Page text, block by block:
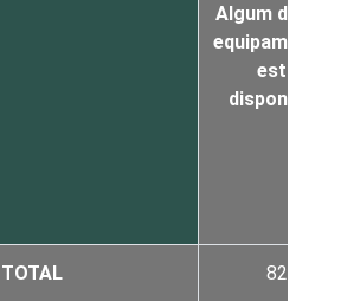
Algum destes
equipamentos
está
disponível
TOTAL 82